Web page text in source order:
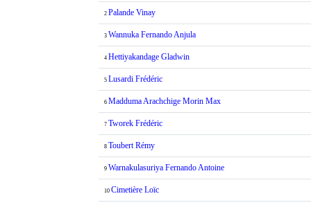
2 Palande Vinay
3 Wannuka Fernando Anjula
4 Hettiyakandage Gladwin
5 Lusardi Frédéric
6 Madduma Arachchige Morin Max
7 Tworek Frédéric
8 Toubert Rémy
9 Warnakulasuriya Fernando Antoine
10 Cimetière Loïc